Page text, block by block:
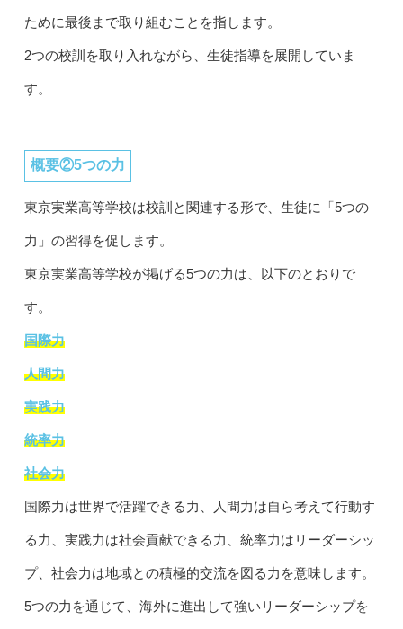
ために最後まで取り組むことを指します。
2つの校訓を取り入れながら、生徒指導を展開していま
す。
概要②5つの力
東京実業高等学校は校訓と関連する形で、生徒に「5つの
力」の習得を促します。
東京実業高等学校が掲げる5つの力は、以下のとおりで
す。
国際力
人間力
実践力
統率力
社会力
国際力は世界で活躍できる力、人間力は自ら考えて行動す
る力、実践力は社会貢献できる力、統率力はリーダーシッ
プ、社会力は地域との積極的交流を図る力を意味します。
5つの力を通じて、海外に進出して強いリーダーシップを